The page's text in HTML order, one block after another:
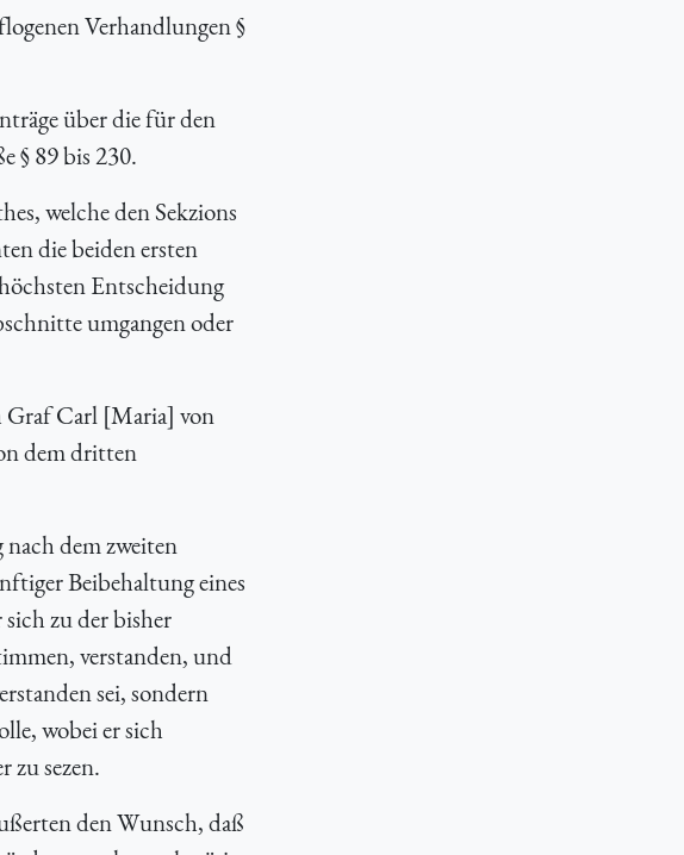
Verhandlungen §
über die für den
§ 89 bis 230.
welche den Sekzions
die beiden ersten
Entscheidung
umgangen oder
Graf Carl [Maria] von
dem dritten
dem zweiten
Beibehaltung eines
sichzu der bisher
, verstanden, und
sei, sondern
wobei er sich
zu sezen.
den Wunsch, daß